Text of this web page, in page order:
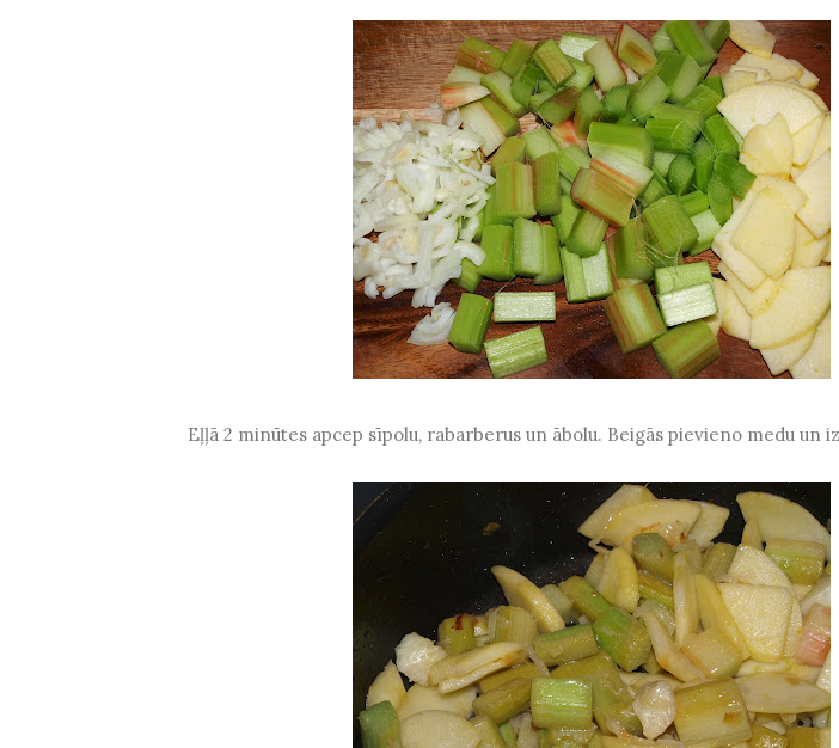
Eļļā 2 minūtes apcep sīpolu, rabarberus un ābolu. Beigās pievieno medu un